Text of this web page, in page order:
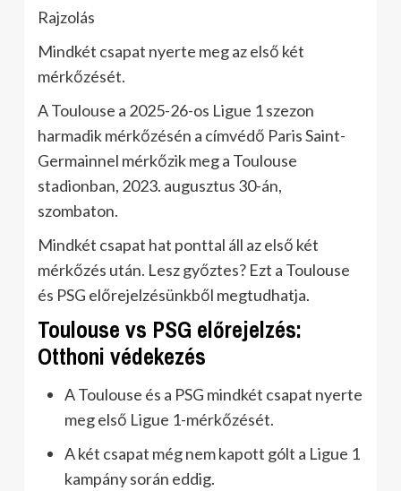
Rajzolás
Mindkét csapat nyerte meg az első két
mérkőzését.
A Toulouse a 2025-26-os Ligue 1 szezon
harmadik mérkőzésén a címvédő Paris Saint-
Germainnel mérkőzik meg a Toulouse
stadionban, 2023. augusztus 30-án,
szombaton.
Mindkét csapat hat ponttal áll az első két
mérkőzés után. Lesz győztes? Ezt a Toulouse
és PSG előrejelzésünkből megtudhatja.
Toulouse vs PSG előrejelzés:
Otthoni védekezés
A Toulouse és a PSG mindkét csapat nyerte
meg első Ligue 1-mérkőzését.
A két csapat még nem kapott gólt a Ligue 1
kampány során eddig.